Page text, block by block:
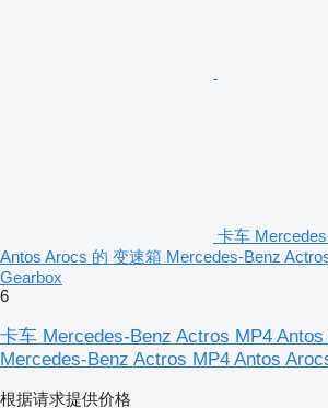
卡车
Antos Arocs 的 变速箱 Mercedes-Benz
Gearbox
6
卡车 Mercedes-Benz Actros MP4
Mercedes-Benz Actros MP4 Antos
根据请求提供价格